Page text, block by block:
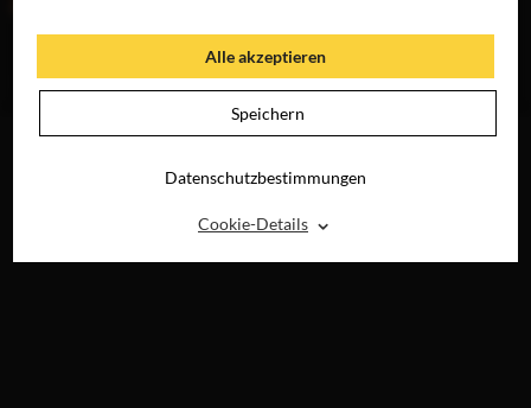
HEAD IN THE
JETZT AUF DVD &
Alle akzeptieren
Speichern
Datenschutzbestimmungen
Cookie-Details ⌃